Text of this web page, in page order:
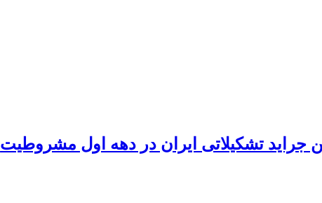
تشکیلاتی ایران در دهه اول مشروطیت